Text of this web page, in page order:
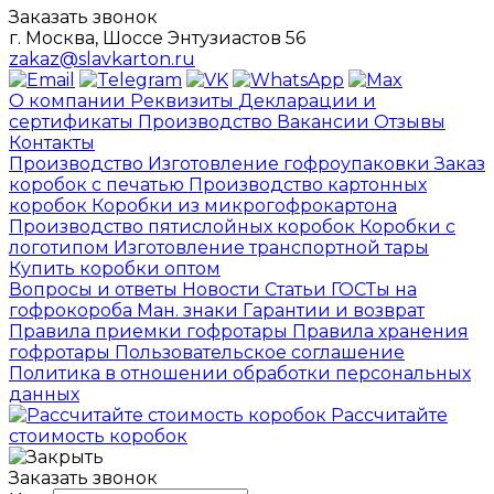
Заказать звонок
г. Москва, Шоссе Энтузиастов 56
zakaz@slavkarton.ru
О компании Реквизиты Декларации и
сертификаты Производство Вакансии Отзывы
Контакты
Производство Изготовление гофроупаковкиЗаказ
коробок с печатью Производство картонных
коробок Коробки из микрогофрокартона
Производство пятислойных коробок Коробки с
логотипом Изготовление транспортной тары
Купить коробки оптом
Вопросы и ответы Новости Статьи ГОСТы на
гофрокороба Ман. знаки Гарантии и возврат
Правила приемки гофротары Правила хранения
гофротары Пользовательское соглашение
Политика в отношении обработки персональных
данных
Рассчитайте
стоимость коробок
Заказать звонок